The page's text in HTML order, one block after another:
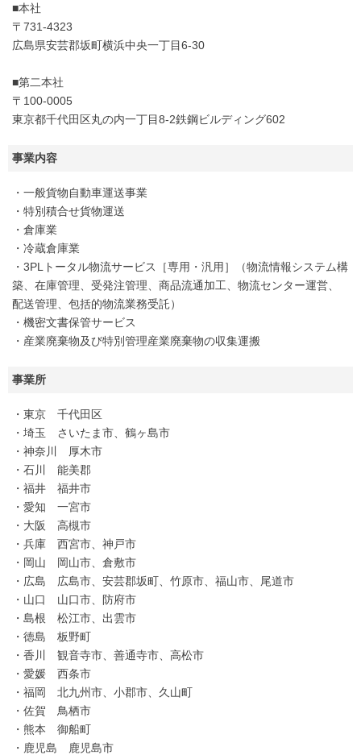
■本社
〒731-4323
広島県安芸郡坂町横浜中央一丁目6-30
■第二本社
〒100-0005
東京都千代田区丸の内一丁目8-2鉄鋼ビルディング602
事業内容
・一般貨物自動車運送事業
・特別積合せ貨物運送
・倉庫業
・冷蔵倉庫業
・3PLトータル物流サービス［専用・汎用］（物流情報システム構
築、在庫管理、受発注管理、商品流通加工、物流センター運営、
配送管理、包括的物流業務受託）
・機密文書保管サービス
・産業廃棄物及び特別管理産業廃棄物の収集運搬
事業所
・東京 千代田区
・埼玉 さいたま市、鶴ヶ島市
・神奈川 厚木市
・石川 能美郡
・福井 福井市
・愛知 一宮市
・大阪 高槻市
・兵庫 西宮市、神戸市
・岡山 岡山市、倉敷市
・広島 広島市、安芸郡坂町、竹原市、福山市、尾道市
・山口 山口市、防府市
・島根 松江市、出雲市
・徳島 板野町
・香川 観音寺市、善通寺市、高松市
・愛媛 西条市
・福岡 北九州市、小郡市、久山町
・佐賀 鳥栖市
・熊本 御船町
・鹿児島 鹿児島市